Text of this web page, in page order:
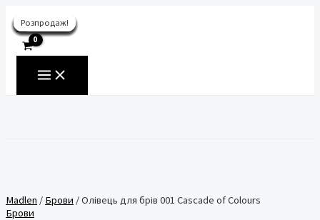
до
вмісту
UA
MAIN
MENU
Madlen / Брови / Олівець для брів 001 Cascade of Colours
Брови
Розпродаж!
Розпродаж!
Розпродаж!
Розпродаж!
Розпродаж!
Розпродаж!
Розпродаж!
Розпродаж!
Розпродаж!
Розпродаж!
Розпродаж!
Розпродаж!